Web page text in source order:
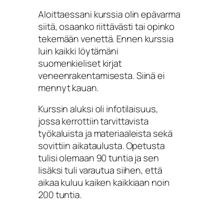
Aloittaessani kurssia olin epävarma
siitä, osaanko riittävästi tai opinko
tekemään venettä. Ennen kurssia
luin kaikki löytämäni
suomenkieliset kirjat
veneenrakentamisesta. Siinä ei
mennyt kauan.
Kurssin aluksi oli infotilaisuus,
jossa kerrottiin tarvittavista
työkaluista ja materiaaleista sekä
sovittiin aikataulusta. Opetusta
tulisi olemaan 90 tuntia ja sen
lisäksi tuli varautua siihen, että
aikaa kuluu kaiken kaikkiaan noin
200 tuntia.